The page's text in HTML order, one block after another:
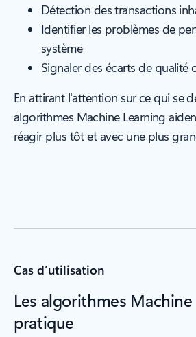
Détection des transactions
Identifier les problèmes de
système
Signaler des écarts de qualité
En attirant l'attention sur ce qui se
algorithmes Machine Learning
réagir plus tôt et avec une plus
Cas d’utilisation
Les algorithmes
pratique